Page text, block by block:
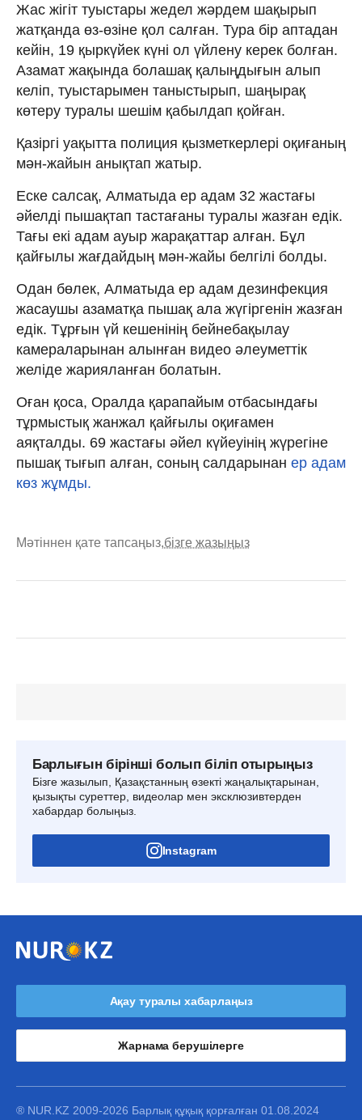
Жас жігіт туыстары жедел жәрдем шақырып
жатқанда өз-өзіне қол салған. Тура бір аптадан
кейін, 19 қыркүйек күні ол үйлену керек болған.
Азамат жақында болашақ қалыңдығын алып
келіп, туыстарымен таныстырып, шаңырақ
көтеру туралы шешім қабылдап қойған.
Қазіргі уақытта полиция қызметкерлері оқиғаның
мән-жайын анықтап жатыр.
Еске салсақ, Алматыда ер адам 32 жастағы
әйелді пышақтап тастағаны туралы жазған едік.
Тағы екі адам ауыр жарақаттар алған. Бұл
қайғылы жағдайдың мән-жайы белгілі болды.
Одан бөлек, Алматыда ер адам дезинфекция
жасаушы азаматқа пышақ ала жүгіргенін жазған
едік. Тұрғын үй кешенінің бейнебақылау
камераларынан алынған видео әлеуметтік
желіде жарияланған болатын.
Оған қоса, Оралда қарапайым отбасындағы
тұрмыстық жанжал қайғылы оқиғамен
аяқталды. 69 жастағы әйел күйеуінің жүрегіне
пышақ тығып алған, соның салдарынан ер адам
көз жұмды.
Мәтіннен қате тапсаңыз,бізге жазыңыз
Барлығын бірінші болып біліп отырыңыз
Бізге жазылып, Қазақстанның өзекті жаңалықтарынан,
қызықты суреттер, видеолар мен эксклюзивтерден
хабардар болыңыз.
Instagram
Ақау туралы хабарлаңыз
Жарнама берушілерге
® NUR.KZ 2009-2026 Барлық құқық қорғалған 01.08.2024